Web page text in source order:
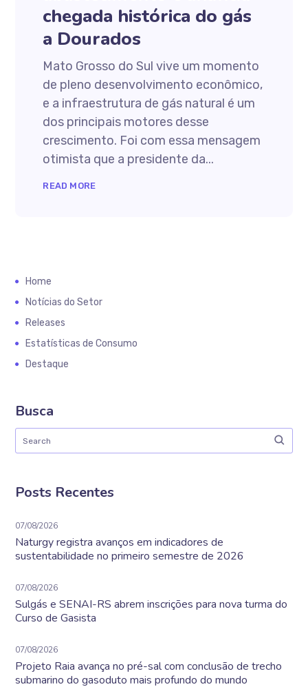
chegada histórica do gás
a Dourados
Mato Grosso do Sul vive um momento
de pleno desenvolvimento econômico,
e a infraestrutura de gás natural é um
dos principais motores desse
crescimento. Foi com essa mensagem
otimista que a presidente da...
READ MORE
Home
Notícias do Setor
Releases
Estatísticas de Consumo
Destaque
Busca
Posts Recentes
07/08/2026
Naturgy registra avanços em indicadores de
sustentabilidade no primeiro semestre de 2026
07/08/2026
Sulgás e SENAI-RS abrem inscrições para nova turma do
Curso de Gasista
07/08/2026
Projeto Raia avança no pré-sal com conclusão de trecho
submarino do gasoduto mais profundo do mundo